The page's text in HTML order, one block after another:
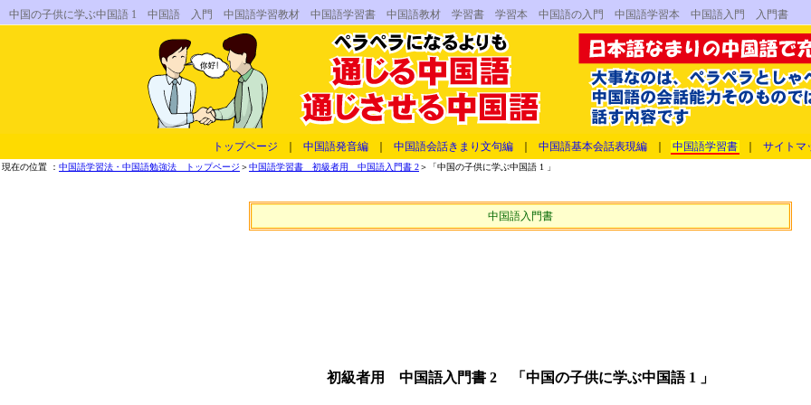
中国の子供に学ぶ中国語 1 中国語 入門 中国語学習教材 中国語学習書 中国語教材 学習書 学習本 中国語の入門 中国語学習本 中国語入門 入門書
トップページ 中国語発音編 中国語会話きまり文句編 中国語基本会話表現編 中国語学習書 サイトマ
現在の位置 ： 中国語学習法・中国語勉強法 トップページ ＞中国語学習書 初級者用 中国語入門書 2＞「中国の子供に学ぶ中国語 1 」
中国語入門書
初級者用 中国語入門書 2 「中国の子供に学ぶ中国語 1 」